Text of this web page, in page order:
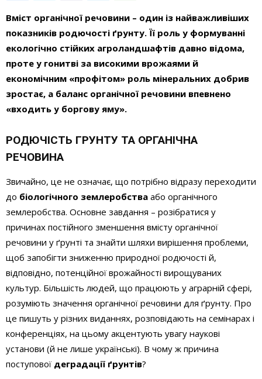
Вміст органічної речовини – один із найважливіших
показників родючості ґрунту. Її роль у формуванні
екологічно стійких агроландшафтів давно відома,
проте у гонитві за високими врожаями й
економічним «профітом» роль мінеральних добрив
зростає, а баланс органічної речовини впевнено
«входить у боргову яму».
РОДЮЧІСТЬ ГРУНТУ ТА ОРГАНІЧНА
РЕЧОВИНА
Звичайно, це не означає, що потрібно відразу переходити
до біологічного землеробства або органічного
землеробства. Основне завдання – розібратися у
причинах постійного зменшення вмісту органічної
речовини у ґрунті та знайти шляхи вирішення проблеми,
щоб запобігти зниженню природної родючості й,
відповідно, потенційної врожайності вирощуваних
культур. Більшість людей, що працюють у аграрній сфері,
розуміють значення органічної речовини для ґрунту. Про
це пишуть у різних виданнях, розповідають на семінарах і
конференціях, на цьому акцентують увагу наукові
установи (й не лише українські). В чому ж причина
поступової деградації ґрунтів?